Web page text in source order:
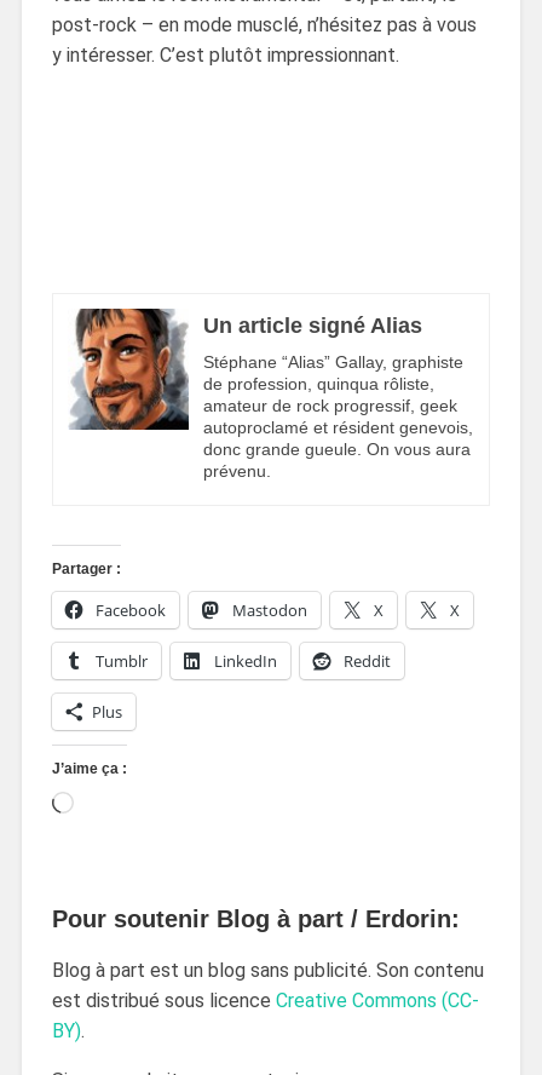
post-rock – en mode musclé, n’hésitez pas à vous
y intéresser. C’est plutôt impressionnant.
Un article signé Alias
Stéphane “Alias” Gallay, graphiste
de profession, quinqua rôliste,
amateur de rock progressif, geek
autoproclamé et résident genevois,
donc grande gueule. On vous aura
prévenu.
Partager :
Facebook Mastodon X X
Tumblr LinkedIn Reddit
Plus
J’aime ça :
Pour soutenir Blog à part / Erdorin:
Blog à part est un blog sans publicité. Son contenu
est distribué sous licence Creative Commons (CC-
BY).